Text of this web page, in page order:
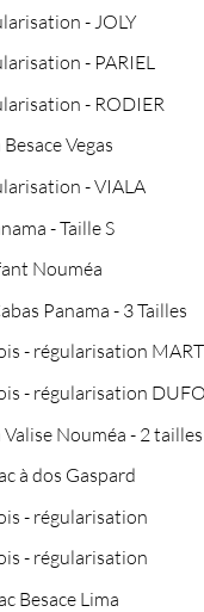
- JOLY
- PARIEL
- RODIER
Vegas
- VIALA
- Taille S
Nouméa
Panama - 3 Tailles
- régularisation
- régularisation
Nouméa - 2 tailles
à dos Gaspard
- régularisation
- régularisation
Besace Lima